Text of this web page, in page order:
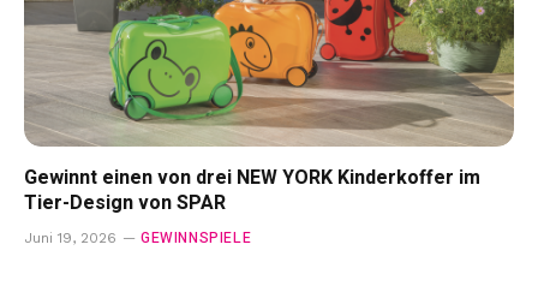
Gewinnt einen von drei NEW YORK Kinderkoffer im
Tier-Design von SPAR
Juni 19, 2026 GEWINNSPIELE